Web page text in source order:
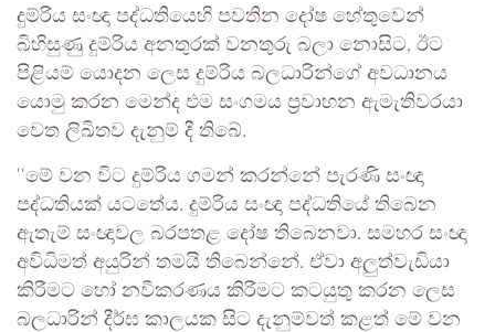
දුම්රිය සංඥා පද්ධතියෙහි පවතින දෝෂ හේතුවෙන්
බිහිසුණු දුම්රිය අනතුරක් වනතුරු බලා නොසිට, ඊට
පිළියම් යොදන ලෙස දුම්රිය බලධාරින්ගේ අවධානය
යොමු කරන මෙන්ද එම සංගමය ප්‍රවාහන ඇමැතිවරයා
වෙත ලිඛිතව දැනුම් දී තිබේ.
‘‘මේ වන විට දුම්රිය ගමන් කරන්නේ පැරණි සංඥා
පද්ධතියක් යටතේය. දුම්රිය සංඥා පද්ධතියේ තිබෙන
ඇතැම් සංඥාවල බරපතළ දෝෂ තිබෙනවා. සමහර සංඥා
අවිධිමත් අයුරින් තමයි තිබෙන්නේ. ඒවා අලුත්වැඩියා
කිරීමට හෝ නවීකරණය කිරීමට කටයුතු කරන ලෙස
බලධාරින් දීර්ඝ කාලයක සිට දැනුම්වත් කළත් මේ වන